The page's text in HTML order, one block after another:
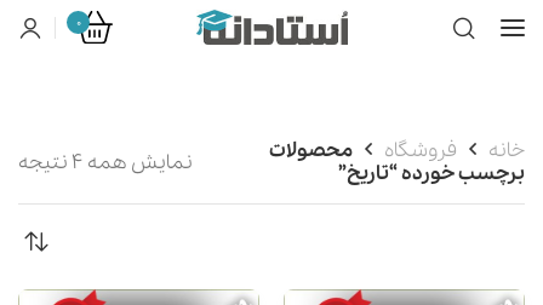
0
خانه فروشگاه
محصولات
برچسب خورده “تاریخ”
نمایش همه 4 نتیجه